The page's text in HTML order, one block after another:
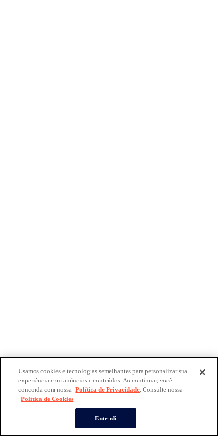
Usamos cookies e tecnologias semelhantes para personalizar sua
experiência com anúncios e conteúdos. Ao continuar, você
concorda com nossa Política de Privacidade. Consulte nossa
Política de Cookies
Entendi